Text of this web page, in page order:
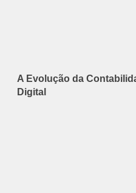
A Evolução da
Digital